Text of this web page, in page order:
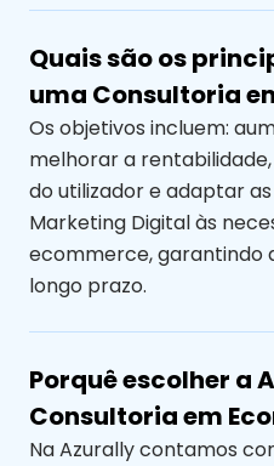
Quais são os
uma Consultoria
Os objetivos incluem:
melhorar a
do utilizador e adaptar
Marketing Digital às
ecommerce, garantindo
longo prazo.
Porquê escolher a
Consultoria em
Na Azurally contamos